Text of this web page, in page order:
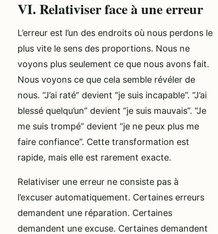
VI. Relativiser face à une erreur
L’erreur est l’un des endroits où nous perdons le
plus vite le sens des proportions. Nous ne
voyons plus seulement ce que nous avons fait.
Nous voyons ce que cela semble révéler de
nous. “J’ai raté” devient “je suis incapable”. “J’ai
blessé quelqu’un” devient “je suis mauvais”. “Je
me suis trompé” devient “je ne peux plus me
faire confiance”. Cette transformation est
rapide, mais elle est rarement exacte.
Relativiser une erreur ne consiste pas à
l’excuser automatiquement. Certaines erreurs
demandent une réparation. Certaines
demandent une excuse. Certaines demandent